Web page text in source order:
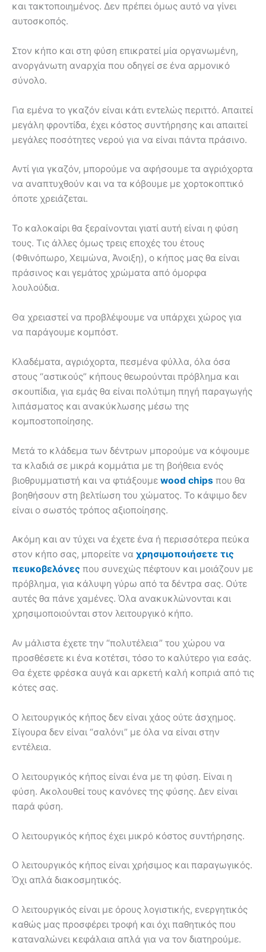
και τακτοποιημένος. Δεν πρέπει όμως αυτό να γίνει
αυτοσκοπός.
Στον κήπο και στη φύση επικρατεί μία οργανωμένη,
ανοργάνωτη αναρχία που οδηγεί σε ένα αρμονικό
σύνολο.
Για εμένα το γκαζόν είναι κάτι εντελώς περιττό. Απαιτεί
μεγάλη φροντίδα, έχει κόστος συντήρησης και απαιτεί
μεγάλες ποσότητες νερού για να είναι πάντα πράσινο.
Αντί για γκαζόν, μπορούμε να αφήσουμε τα αγριόχορτα
να αναπτυχθούν και να τα κόβουμε με χορτοκοπτικό
όποτε χρειάζεται.
Το καλοκαίρι θα ξεραίνονται γιατί αυτή είναι η φύση
τους. Τις άλλες όμως τρεις εποχές του έτους
(Φθινόπωρο, Χειμώνα, Άνοιξη), ο κήπος μας θα είναι
πράσινος και γεμάτος χρώματα από όμορφα
λουλούδια.
Θα χρειαστεί να προβλέψουμε να υπάρχει χώρος για
να παράγουμε κομπόστ.
Κλαδέματα, αγριόχορτα, πεσμένα φύλλα, όλα όσα
στους “αστικούς” κήπους θεωρούνται πρόβλημα και
σκουπίδια, για εμάς θα είναι πολύτιμη πηγή παραγωγής
λιπάσματος και ανακύκλωσης μέσω της
κομποστοποίησης.
Μετά το κλάδεμα των δέντρων μπορούμε να κόψουμε
τα κλαδιά σε μικρά κομμάτια με τη βοήθεια ενός
βιοθρυμματιστή και να φτιάξουμε wood chips που θα
βοηθήσουν στη βελτίωση του χώματος. Το κάψιμο δεν
είναι ο σωστός τρόπος αξιοποίησης.
Ακόμη και αν τύχει να έχετε ένα ή περισσότερα πεύκα
στον κήπο σας, μπορείτε να χρησιμοποιήσετε τις
πευκοβελόνες που συνεχώς πέφτουν και μοιάζουν με
πρόβλημα, για κάλυψη γύρω από τα δέντρα σας. Ούτε
αυτές θα πάνε χαμένες. Όλα ανακυκλώνονται και
χρησιμοποιούνται στον λειτουργικό κήπο.
Αν μάλιστα έχετε την “πολυτέλεια” του χώρου να
προσθέσετε κι ένα κοτέτσι, τόσο το καλύτερο για εσάς.
Θα έχετε φρέσκα αυγά και αρκετή καλή κοπριά από τις
κότες σας.
Ο λειτουργικός κήπος δεν είναι χάος ούτε άσχημος.
Σίγουρα δεν είναι “σαλόνι” με όλα να είναι στην
εντέλεια.
Ο λειτουργικός κήπος είναι ένα με τη φύση. Είναι η
φύση. Ακολουθεί τους κανόνες της φύσης. Δεν είναι
παρά φύση.
Ο λειτουργικός κήπος έχει μικρό κόστος συντήρησης.
Ο λειτουργικός κήπος είναι χρήσιμος και παραγωγικός.
Όχι απλά διακοσμητικός.
Ο λειτουργικός είναι με όρους λογιστικής, ενεργητικός
καθώς μας προσφέρει τροφή και όχι παθητικός που
καταναλώνει κεφάλαια απλά για να τον διατηρούμε.